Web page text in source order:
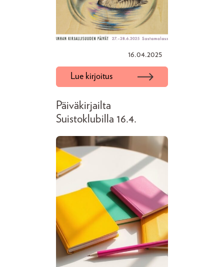
16.04.2025
Lue kirjoitus
Päiväkirjailta
Suistoklubilla 16.4.